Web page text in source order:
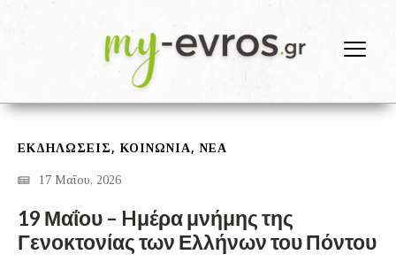
ΕΚΔΗΛΩΣΕΙΣ ,ΚΟΙΝΩΝΙΑ, ΝΕΑ
17 Μαΐου, 2026
19 Μαΐου – Hμέρα μνήμης της
Γενοκτονίας των Ελλήνων του Πόντου